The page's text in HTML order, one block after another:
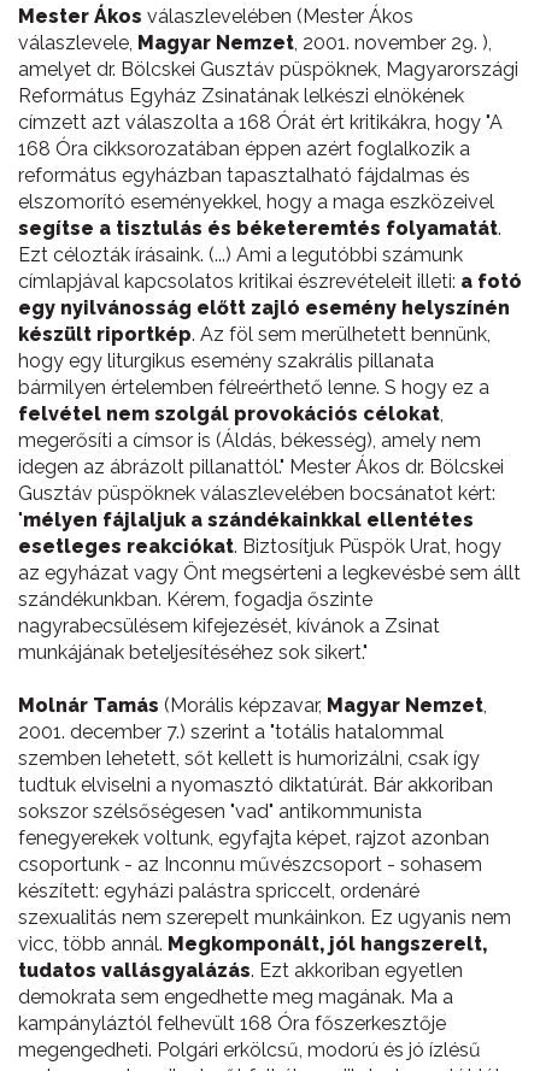
Mester Ákos válaszlevelében (Mester Ákos
válaszlevele, Magyar Nemzet, 2001. november 29. ),
amelyet dr. Bölcskei Gusztáv püspöknek, Magyarországi
Református Egyház Zsinatának lelkészi elnökének
címzett azt válaszolta a 168 Órát ért kritikákra, hogy "A
168 Óra cikksorozatában éppen azért foglalkozik a
református egyházban tapasztalható fájdalmas és
elszomorító eseményekkel, hogy a maga eszközeivel
segítse a tisztulás és béketeremtés folyamatát.
Ezt célozták írásaink. (...) Ami a legutóbbi számunk
címlapjával kapcsolatos kritikai észrevételeit illeti: a fotó
egy nyilvánosság előtt zajló esemény helyszínén
készült riportkép. Az föl sem merülhetett bennünk,
hogy egy liturgikus esemény szakrális pillanata
bármilyen értelemben félreérthető lenne. S hogy ez a
felvétel nem szolgál provokációs célokat,
megerősíti a címsor is (Áldás, békesség), amely nem
idegen az ábrázolt pillanattól." Mester Ákos dr. Bölcskei
Gusztáv püspöknek válaszlevelében bocsánatot kért:
"mélyen fájlaljuk a szándékainkkal ellentétes
esetleges reakciókat. Biztosítjuk Püspök Urat, hogy
az egyházat vagy Önt megsérteni a legkevésbé sem állt
szándékunkban. Kérem, fogadja őszinte
nagyrabecsülésem kifejezését, kívánok a Zsinat
munkájának beteljesítéséhez sok sikert."
Molnár Tamás (Morális képzavar, Magyar Nemzet,
2001. december 7.) szerint a "totális hatalommal
szemben lehetett, sőt kellett is humorizálni, csak így
tudtuk elviselni a nyomasztó diktatúrát. Bár akkoriban
sokszor szélsőségesen "vad" antikommunista
fenegyerekek voltunk, egyfajta képet, rajzot azonban
csoportunk - az Inconnu művészcsoport - sohasem
készített: egyházi palástra spriccelt, ordenáré
szexualitás nem szerepelt munkáinkon. Ez ugyanis nem
vicc, több annál. Megkomponált, jól hangszerelt,
tudatos vallásgyalázás. Ezt akkoriban egyetlen
demokrata sem engedhette meg magának. Ma a
kampányláztól felhevült 168 Óra főszerkesztője
megengedheti. Polgári erkölcsű, modorú és jó ízlésű